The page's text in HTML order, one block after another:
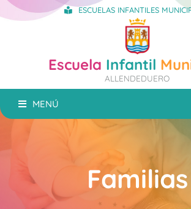
ESCUELAS INFANTILES
Escuela Infantil
ALLENDEDUERO
MENÚ
Familias